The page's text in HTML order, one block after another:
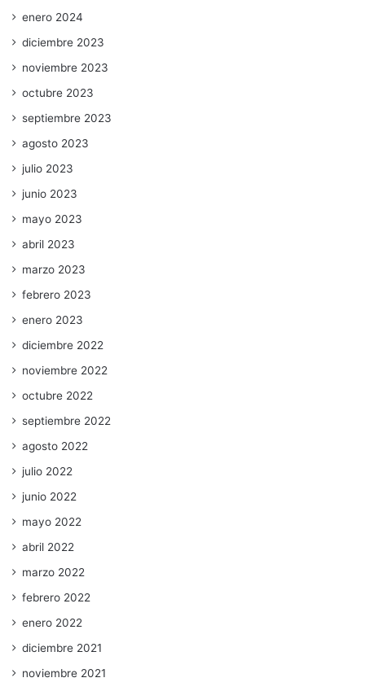
enero 2024
diciembre 2023
noviembre 2023
octubre 2023
septiembre 2023
agosto 2023
julio 2023
junio 2023
mayo 2023
abril 2023
marzo 2023
febrero 2023
enero 2023
diciembre 2022
noviembre 2022
octubre 2022
septiembre 2022
agosto 2022
julio 2022
junio 2022
mayo 2022
abril 2022
marzo 2022
febrero 2022
enero 2022
diciembre 2021
noviembre 2021